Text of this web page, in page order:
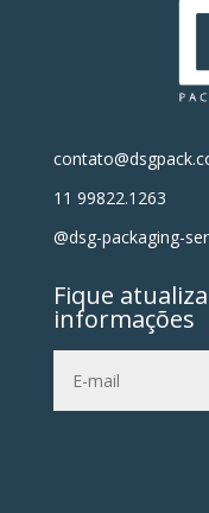
11 99822.1263
@dsg-packaging-
Fique
informações